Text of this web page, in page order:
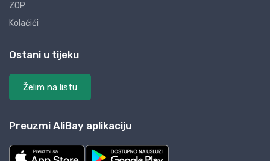
ZOP
Kolačići
Ostani u tijeku
Želim na listu
Preuzmi AliBay aplikaciju